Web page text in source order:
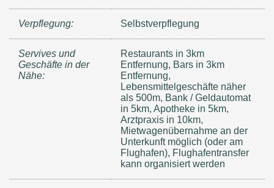
Verpflegung: Selbstverpflegung
Servives und
Geschäfte in der
Nähe:
Restaurants in 3km
Entfernung, Bars in 3km
Entfernung,
Lebensmittelgeschäfte näher
als 500m, Bank / Geldautomat
in 5km, Apotheke in 5km,
Arztpraxis in 10km,
Mietwagenübernahme an der
Unterkunft möglich (oder am
Flughafen), Flughafentransfer
kann organisiert werden